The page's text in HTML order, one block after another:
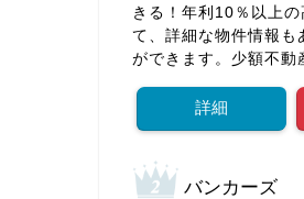
きる！年利10％以上の
て、詳細な物件情報も
ができます。少額不動
詳細
バンカーズ